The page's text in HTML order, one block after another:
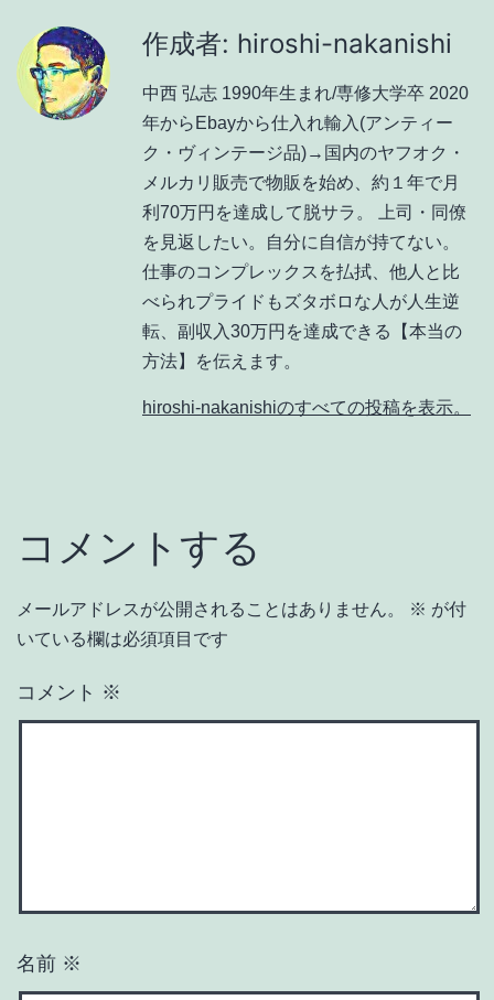
作成者: hiroshi-nakanishi
中西 弘志 1990年生まれ/専修大学卒 2020
年からEbayから仕入れ輸入(アンティー
ク・ヴィンテージ品)→国内のヤフオク・
メルカリ販売で物販を始め、約１年で月
利70万円を達成して脱サラ。 上司・同僚
を見返したい。自分に自信が持てない。
仕事のコンプレックスを払拭、他人と比
べられプライドもズタボロな人が人生逆
転、副収入30万円を達成できる【本当の
方法】を伝えます。
hiroshi-nakanishiのすべての投稿を表示。
コメントする
メールアドレスが公開されることはありません。 ※ が付
いている欄は必須項目です
コメント ※
名前 ※